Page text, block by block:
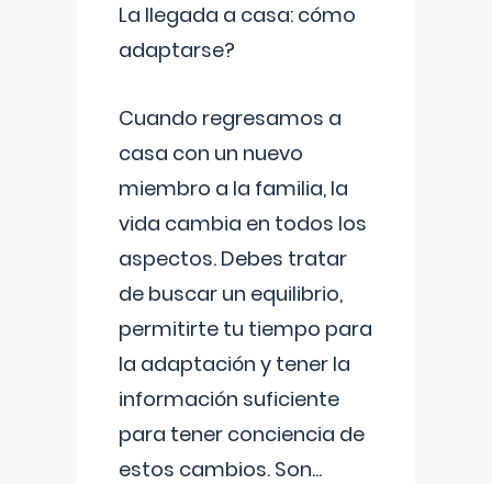
La llegada a casa: cómo
adaptarse?
Cuando regresamos a
casa con un nuevo
miembro a la familia, la
vida cambia en todos los
aspectos. Debes tratar
de buscar un equilibrio,
permitirte tu tiempo para
la adaptación y tener la
información suficiente
para tener conciencia de
estos cambios. Son...